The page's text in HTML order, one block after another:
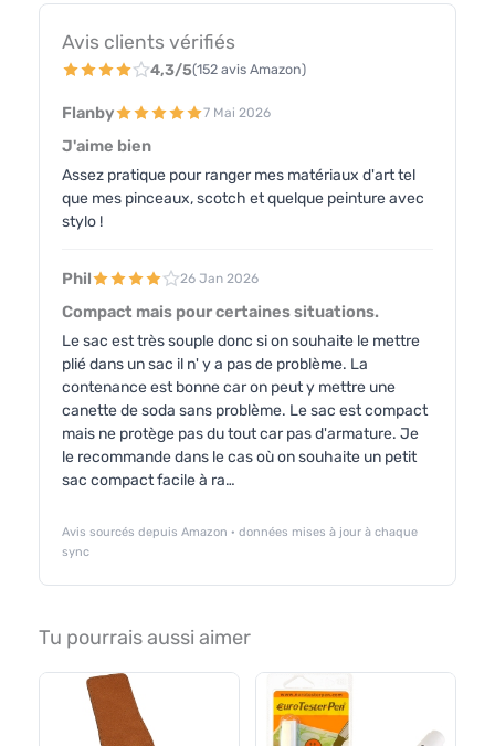
Avis clients vérifiés
4,3/5(152 avis Amazon)
Flanby 7 Mai 2026
J'aime bien
Assez pratique pour ranger mes matériaux d'art tel
que mes pinceaux, scotch et quelque peinture avec
stylo !
Phil 26 Jan 2026
Compact mais pour certaines situations.
Le sac est très souple donc si on souhaite le mettre
plié dans un sac il n' y a pas de problème. La
contenance est bonne car on peut y mettre une
canette de soda sans problème. Le sac est compact
mais ne protège pas du tout car pas d'armature. Je
le recommande dans le cas où on souhaite un petit
sac compact facile à ra…
Avis sourcés depuis Amazon · données mises à jour à chaque
sync
Tu pourrais aussi aimer